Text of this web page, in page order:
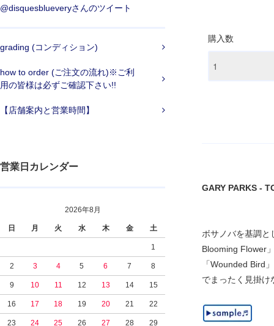
@disquesblueveryさんのツイート
grading (コンディション)
how to order (ご注文の流れ)※ご利
用の皆様は必ずご確認下さい!!
【店舗案内と営業時間】
営業日カレンダー
2026年8月
日 月 火 水 木 金 土
1
2 3 4 5 6 7 8
9 10 11 12 13 14 15
16 17 18 19 20 21 22
23 24 25 26 27 28 29
購入数
GARY PARKS -
ボサノバを基調
Blooming Flower
「Wounded Bird
でまったく見掛け